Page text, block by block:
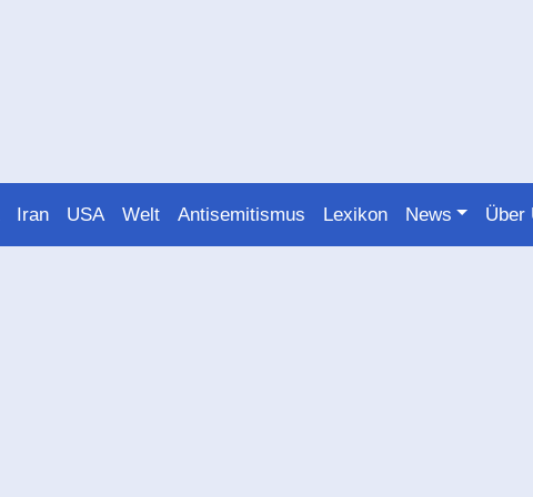
Iran USA Welt Antisemitismus Lexikon News